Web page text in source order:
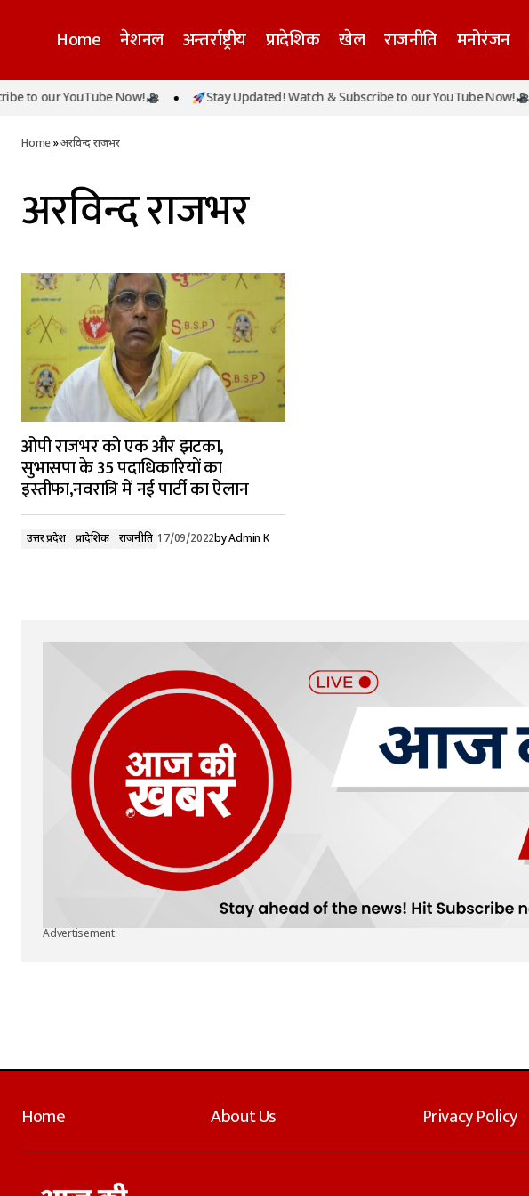
Home नेशनल अन्तर्राष्ट्रीय प्रादेशिक खेल राजनीति मनोरंजन
to our YouTube Now! Stay Updated! Watch & Subscribe to our YouTube Now!
Home»अरविन्द राजभर
अरविन्द राजभर
ओपी राजभर को एक और झटका,
सुभासपा के 35 पदाधिकारियों का
इस्तीफा,नवरात्रि में नई पार्टी का ऐलान
उत्तर प्रदेश प्रादेशिक राजनीति 17/09/2022byAdmin K
Advertisement
Home About Us Privacy Policy